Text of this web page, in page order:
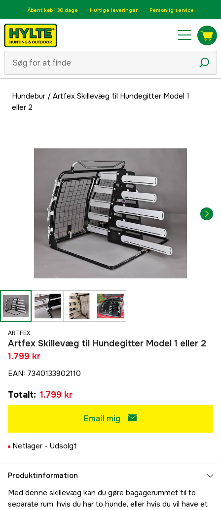
Åbent køb i 30 dage Hurtige leveringer Personlig service
Hundebur/ Artfex Skillevæg til Hundegitter Model 1
eller 2
ARTFEX
Artfex Skillevæg til Hundegitter Model 1 eller 2
1.799 kr
EAN: 7340133902110
Totalt: 1.799 kr
Email mig
Netlager - Udsolgt
Produktinformation
Med denne skillevæg kan du gøre bagagerummet til to
separate rum, hvis du har to hunde, eller hvis du vil have et